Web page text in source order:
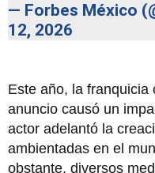
— Forbes México
12, 2026
Este año, la franquicia
anuncio causó un
actor adelantó la
ambientadas en el
obstante, diversos